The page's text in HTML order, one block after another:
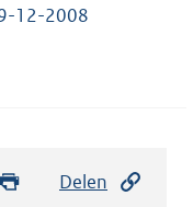
12-2008
Delen